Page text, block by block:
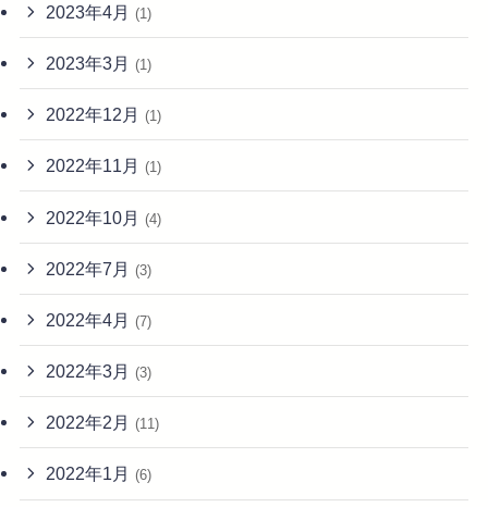
2023年4月 (1)
2023年3月 (1)
2022年12月 (1)
2022年11月 (1)
2022年10月 (4)
2022年7月 (3)
2022年4月 (7)
2022年3月 (3)
2022年2月 (11)
2022年1月 (6)